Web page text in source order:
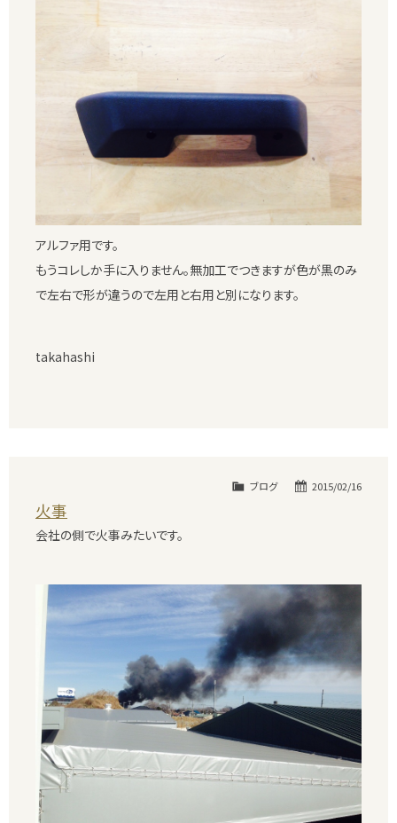
アルファ用です。
もうコレしか手に入りません。無加工でつきますが色が黒のみ
で左右で形が違うので左用と右用と別になります。
takahashi
2015/02/16
ブログ
火事
会社の側で火事みたいです。